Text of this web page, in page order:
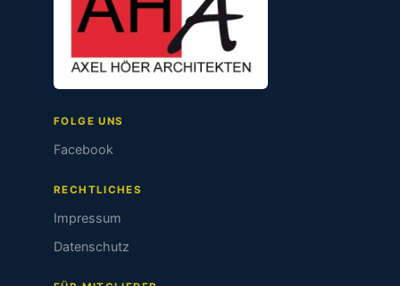
FOLGE UNS
Facebook
RECHTLICHES
Impressum
Datenschutz